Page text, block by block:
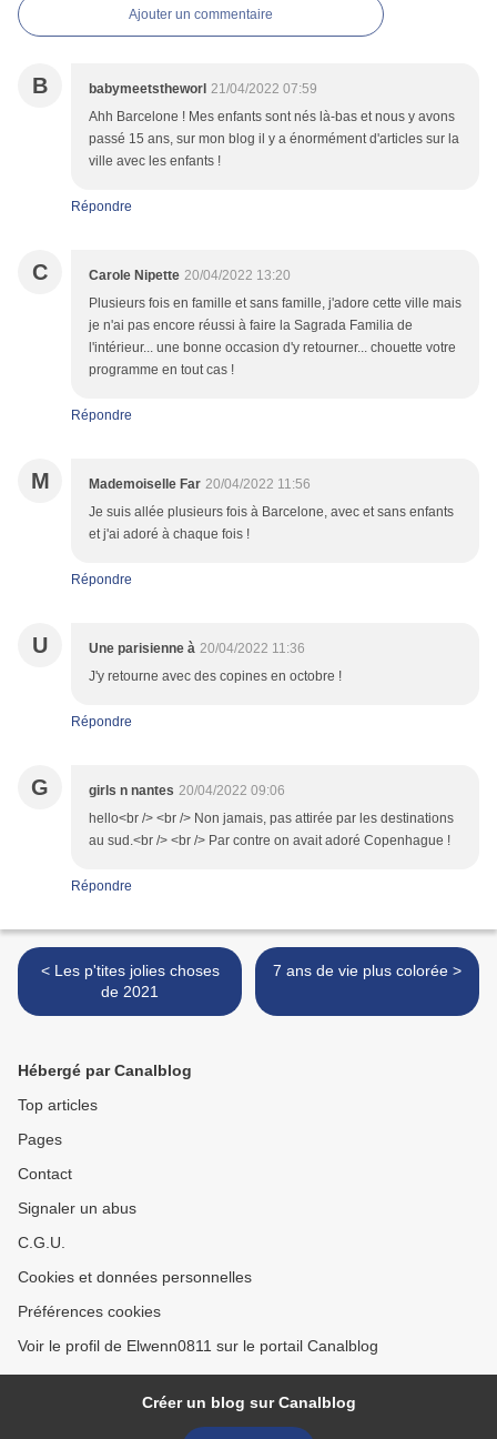
Ajouter un commentaire
B babymeetstheworl 21/04/2022 07:59
Ahh Barcelone ! Mes enfants sont nés là-bas et nous y avons
passé 15 ans, sur mon blog il y a énormément d'articles sur la
ville avec les enfants !
Répondre
C Carole Nipette 20/04/2022 13:20
Plusieurs fois en famille et sans famille, j'adore cette ville mais
je n'ai pas encore réussi à faire la Sagrada Familia de
l'intérieur... une bonne occasion d'y retourner... chouette votre
programme en tout cas !
Répondre
M Mademoiselle Far 20/04/2022 11:56
Je suis allée plusieurs fois à Barcelone, avec et sans enfants
et j'ai adoré à chaque fois !
Répondre
U Une parisienne à 20/04/2022 11:36
J'y retourne avec des copines en octobre !
Répondre
G girls n nantes 20/04/2022 09:06
hello<br /> <br /> Non jamais, pas attirée par les destinations
au sud.<br /> <br /> Par contre on avait adoré Copenhague !
Répondre
< Les p'tites jolies choses
de 2021
7 ans de vie plus colorée >
Hébergé par Canalblog
Top articles
Pages
Contact
Signaler un abus
C.G.U.
Cookies et données personnelles
Préférences cookies
Voir le profil de Elwenn0811 sur le portail Canalblog
Créer un blog sur Canalblog